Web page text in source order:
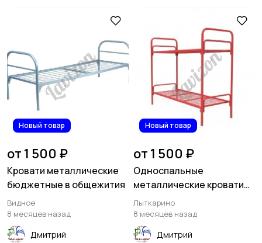
Новый товар
от 1 500 ₽
Кровати металлические
бюджетные в общежития
Видное
8 месяцев назад
Дмитрий
Новый товар
от 1 500 ₽
Односпальные
металлические кровати
для дома
Лыткарино
8 месяцев назад
Дмитрий